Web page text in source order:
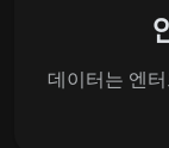
데이터는 엔